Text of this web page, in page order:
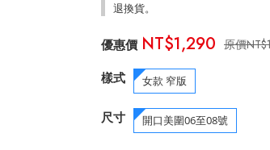
退換貨。
NT$1,290
樣式 女款 窄版
尺寸 開口美圍06至08號